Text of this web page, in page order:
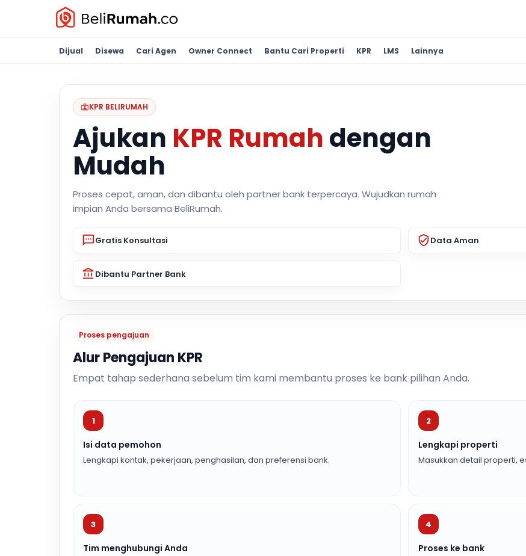
Dijual Disewa Cari Agen Owner Connect Bantu Cari Properti KPR LMS Lainnya
KPR BELIRUMAH
Ajukan KPR Rumah dengan
Mudah
Proses cepat, aman, dan dibantu oleh partner bank terpercaya. Wujudkan rumah
impian Anda bersama BeliRumah.
Gratis Konsultasi Data Aman
Dibantu Partner Bank
Proses pengajuan
Alur Pengajuan KPR
Empat tahap sederhana sebelum tim kami membantu proses ke bank pilihan Anda.
1
Isi data pemohon
Lengkapi kontak, pekerjaan, penghasilan, dan preferensi bank.
2
Lengkapi properti
Masukkan detail properti,
3
Tim menghubungi Anda
4
Proses ke bank